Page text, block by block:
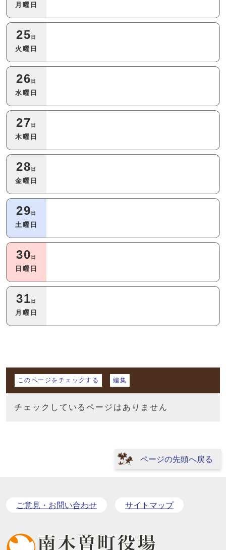
月曜日
25 日
火曜日
26 日
水曜日
27 日
木曜日
28 日
金曜日
29 日
土曜日
30 日
日曜日
31 日
月曜日
マイページ
このページをチェックする 編集
チェックしているページはありません
ページの先頭へ戻る
ご意見・お問い合わせ サイトマップ